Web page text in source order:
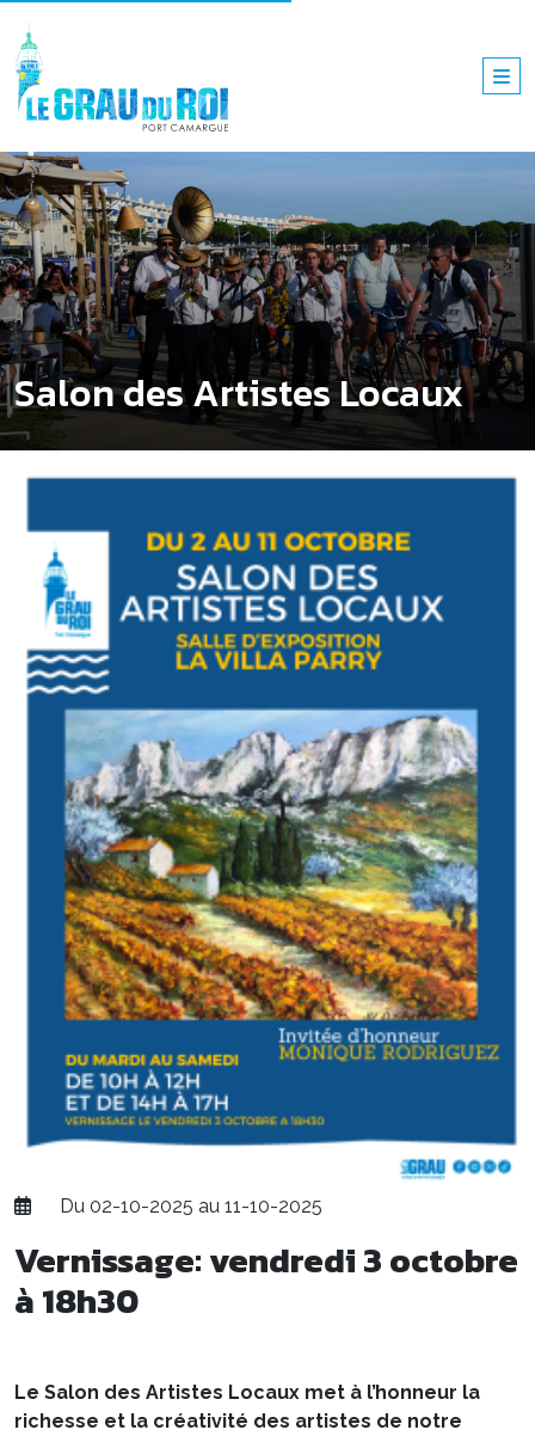
Salon des Artistes Locaux
Du 02-10-2025 au 11-10-2025
Vernissage: vendredi 3 octobre
à 18h30
Le Salon des Artistes Locaux met à l’honneur la
richesse et la créativité des artistes de notre